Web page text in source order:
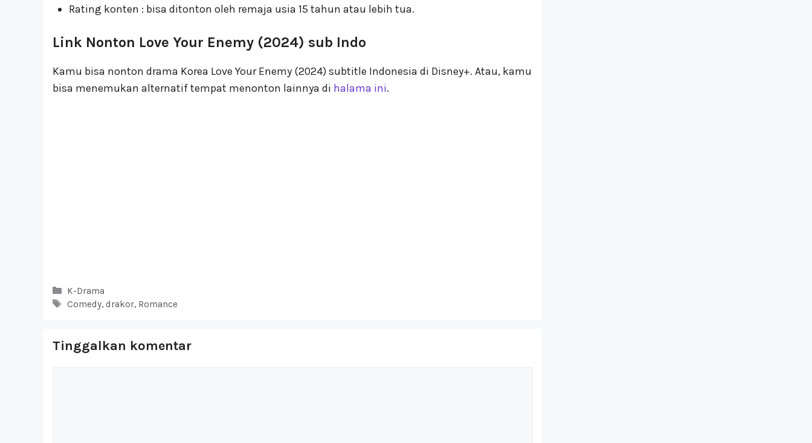
Rating konten : bisa ditonton oleh remaja usia 15 tahun atau lebih tua.
Link Nonton Love Your Enemy (2024) sub Indo
Kamu bisa nonton drama Korea Love Your Enemy (2024) subtitle Indonesia di Disney+. Atau, kamu
bisa menemukan alternatif tempat menonton lainnya di halama ini.
Kategori
K-Drama
Tag
Comedy,drakor, Romance
Tinggalkan komentar